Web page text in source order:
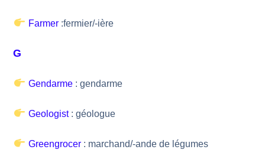
Farmer :fermier/-ière
G
Gendarme : gendarme
Geologist : géologue
Greengrocer : marchand/-ande de légumes